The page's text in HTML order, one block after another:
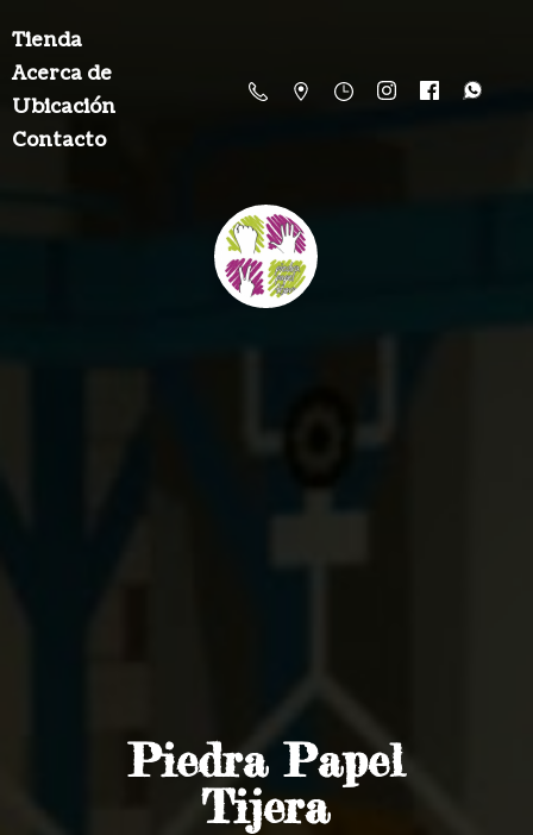
Tienda
Acerca de
Ubicación
Contacto
PiedraPapel
Tijera